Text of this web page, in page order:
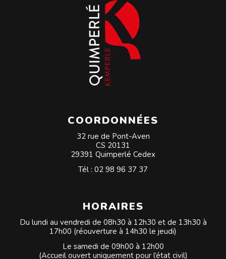
COORDONNÉES
32 rue de Pont-Aven
CS 20131
29391 Quimperlé Cedex
Tél : 02 98 96 37 37
HORAIRES
Du lundi au vendredi de 08h30 à 12h30 et de 13h30 à
17h00 (réouverture à 14h30 le jeudi)
Le samedi de 09h00 à 12h00
(Accueil ouvert uniquement pour l’état civil)